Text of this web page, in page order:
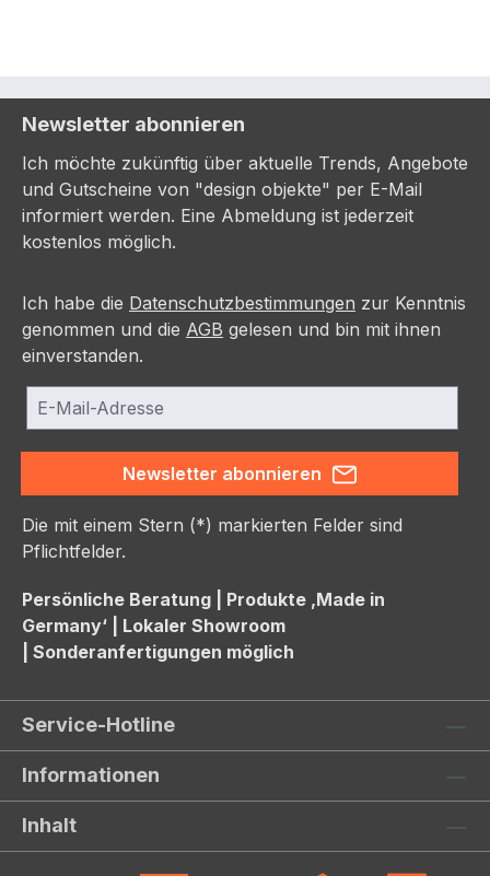
Newsletter abonnieren
Ich möchte zukünftig über aktuelle Trends, Angebote
und Gutscheine von "design objekte" per E-Mail
informiert werden. Eine Abmeldung ist jederzeit
kostenlos möglich.
Ich habe die Datenschutzbestimmungen zur Kenntnis
genommen und die AGB gelesen und bin mit ihnen
einverstanden.
Newsletter abonnieren
Die mit einem Stern (*) markierten Felder sind
Pflichtfelder.
Persönliche Beratung | Produkte ‚Made in
Germany‘ | Lokaler Showroom
Sonderanfertigungen möglich
Service-Hotline
Informationen
Inhalt